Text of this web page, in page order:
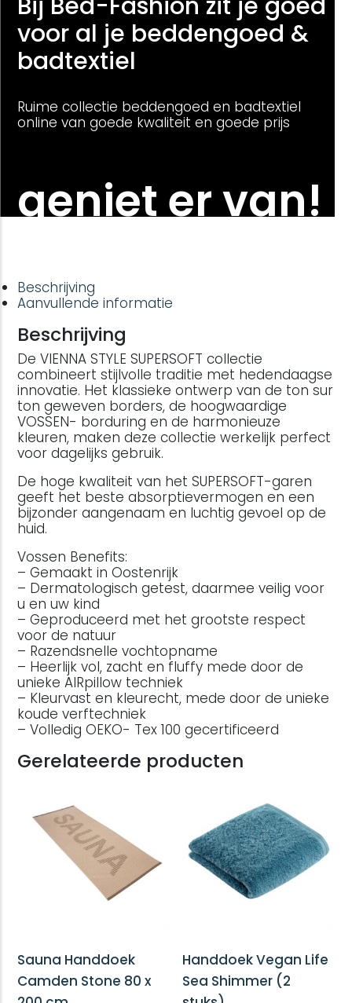
voor al je beddengoed &
badtextiel
Ruime collectie beddengoed en badtextiel
online van goede kwaliteit en goede prijs
geniet er van!
Beschrijving
Aanvullende informatie
Beschrijving
De VIENNA STYLE SUPERSOFT collectie
combineert stijlvolle traditie met hedendaagse
innovatie. Het klassieke ontwerp van de ton sur
ton geweven borders, de hoogwaardige
VOSSEN- borduring en de harmonieuze
kleuren, maken deze collectie werkelijk perfect
voor dagelijks gebruik.
De hoge kwaliteit van het SUPERSOFT-garen
geeft het beste absorptievermogen en een
bijzonder aangenaam en luchtig gevoel op de
huid.
Vossen Benefits:
– Gemaakt in Oostenrijk
– Dermatologisch getest, daarmee veilig voor
u en uw kind
– Geproduceerd met het grootste respect
voor de natuur
– Razendsnelle vochtopname
– Heerlijk vol, zacht en fluffy mede door de
unieke AIRpillow techniek
– Kleurvast en kleurecht, mede door de unieke
koude verftechniek
– Volledig OEKO- Tex 100 gecertificeerd
Gerelateerde producten
Sauna Handdoek
Camden Stone 80 x
Handdoek Vegan Life
Sea Shimmer (2